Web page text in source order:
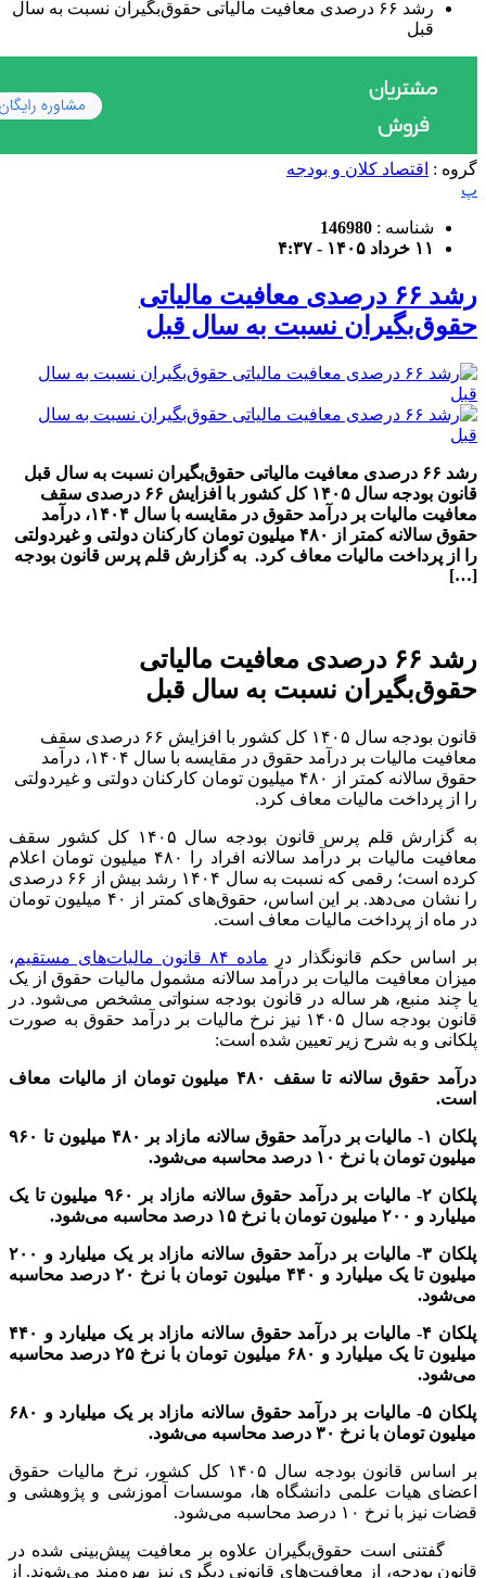
رشد ۶۶ درصدی معافیت مالیاتی حقوق‌بگیران نسبت به سال
قبل
گروه : اقتصاد کلان و بودجه
پ
شناسه : 146980
۱۱ خرداد ۱۴۰۵ - ۴:۳۷
رشد ۶۶ درصدی معافیت مالیاتی
حقوق‌بگیران نسبت به سال قبل
رشد ۶۶ درصدی معافیت مالیاتی حقوق‌بگیران نسبت به سال قبل
قانون بودجه سال ۱۴۰۵ کل کشور با افزایش ۶۶ درصدی سقف
معافیت مالیات بر درآمد حقوق در مقایسه با سال ۱۴۰۴، درآمد
حقوق‌ سالانه کمتر از ۴۸۰ میلیون تومان کارکنان دولتی و غیردولتی
را از پرداخت مالیات معاف کرد. به گزارش قلم پرس قانون بودجه
[…]
رشد ۶۶ درصدی معافیت مالیاتی
حقوق‌بگیران نسبت به سال قبل
قانون بودجه سال ۱۴۰۵ کل کشور با افزایش ۶۶ درصدی سقف
معافیت مالیات بر درآمد حقوق در مقایسه با سال ۱۴۰۴، درآمد
حقوق‌ سالانه کمتر از ۴۸۰ میلیون تومان کارکنان دولتی و غیردولتی
را از پرداخت مالیات معاف کرد.
به گزارش قلم پرس قانون بودجه سال ۱۴۰۵ کل کشور سقف
معافیت مالیات بر درآمد سالانه افراد را ۴۸۰ میلیون تومان اعلام
کرده است؛ رقمی که نسبت به سال ۱۴۰۴ رشد بیش از ۶۶ درصدی
را نشان می‌دهد. بر این اساس، حقوق‌های کمتر از ۴۰ میلیون تومان
در ماه از پرداخت مالیات معاف است.
بر اساس حکم قانونگذار در ماده ۸۴ قانون مالیات‌های مستقیم
،
میزان معافیت مالیات بر درآمد سالانه مشمول مالیات حقوق از یک
یا چند منبع، هر ساله در قانون بودجه سنواتی مشخص می‌شود. در
قانون بودجه سال ۱۴۰۵ نیز نرخ مالیات بر درآمد حقوق به صورت
پلکانی و به شرح زیر تعیین شده است:
درآمد حقوق سالانه تا سقف ۴۸۰ میلیون تومان از مالیات معاف
است.
پلکان ۱- مالیات بر درآمد حقوق سالانه مازاد بر ۴۸۰ میلیون تا ۹۶۰
میلیون تومان با نرخ ۱۰ درصد محاسبه می‌شود.
پلکان ۲- مالیات بر درآمد حقوق سالانه مازاد بر ۹۶۰ میلیون تا یک
میلیارد و ۲۰۰ میلیون تومان با نرخ ۱۵ درصد محاسبه می‌شود.
پلکان ۳- مالیات بر درآمد حقوق سالانه مازاد بر یک میلیارد و ۲۰۰
میلیون تا یک میلیارد و ۴۴۰ میلیون تومان با نرخ ۲۰ درصد محاسبه
می‏‌شود.
پلکان ۴- مالیات بر درآمد حقوق سالانه مازاد بر یک میلیارد و ۴۴۰
میلیون تا یک میلیارد و ۶۸۰ میلیون تومان با نرخ ۲۵ درصد محاسبه
می‌‏شود.
پلکان ۵- مالیات بر درآمد حقوق سالانه مازاد بر یک میلیارد و ۶۸۰
میلیون تومان با نرخ ۳۰ درصد محاسبه می‌شود.
بر اساس قانون بودجه سال ۱۴۰۵ کل کشور، نرخ مالیات حقوق
اعضای هیات علمی دانشگاه ها، موسسات آموزشی و پژوهشی و
قضات نیز با نرخ ۱۰ درصد محاسبه می‌‏شود.
گفتنی است حقوق‏‌بگیران علاوه بر معافیت پیش‌بینی شده در
قانون بودجه، از معافیت‌های قانونی دیگری نیز بهره‏‌مند می‌شوند. از